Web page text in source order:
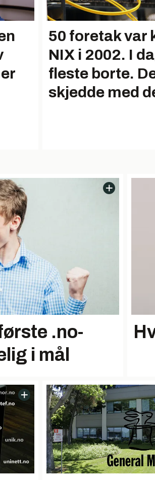
50 foretak var
NIX i 2002. I
fleste borte.
skjedde med
.no-
i mål